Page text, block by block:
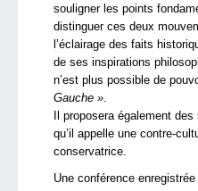
souligner les points
distinguer ces deux
l’éclairage des faits
de ses inspirations
n’est plus possible de
Gauche ».
Il proposera également
qu’il appelle une contre-
conservatrice.
Une conférence